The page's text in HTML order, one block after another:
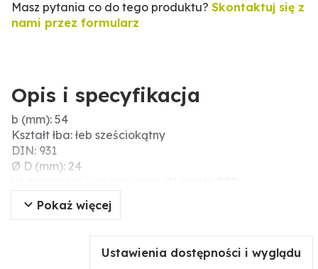
Masz pytania co do tego produktu? Skontaktuj się z
nami przez formularz
Opis i specyfikacja
b (mm): 54
Kształt łba: łeb sześciokątny
DIN: 931
Ø D (mm): 24
Wysokość głowicy (mm): 15
Nr ISO: 4014
Długość gwintu (mm): 54
Pokaż więcej
Ustawienia dostępności i wyglądu